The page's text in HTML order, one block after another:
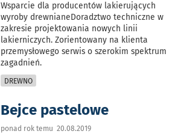
Wsparcie dla producentów lakierujących
wyroby drewnianeDoradztwo techniczne w
zakresie projektowania nowych linii
lakierniczych. Zorientowany na klienta
przemysłowego serwis o szerokim spektrum
zagadnień.
DREWNO
Bejce pastelowe
ponad rok temu 20.08.2019